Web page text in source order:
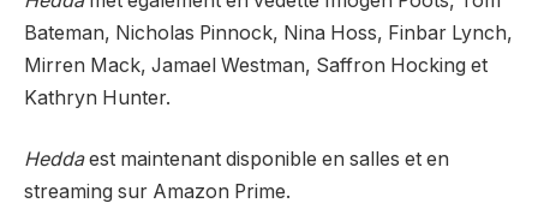
Bateman, Nicholas Pinnock, Nina Hoss, Finbar Lynch,
Mirren Mack, Jamael Westman, Saffron Hocking et
Kathryn Hunter.
Heddaest maintenant disponible en salles et en
streaming sur Amazon Prime.